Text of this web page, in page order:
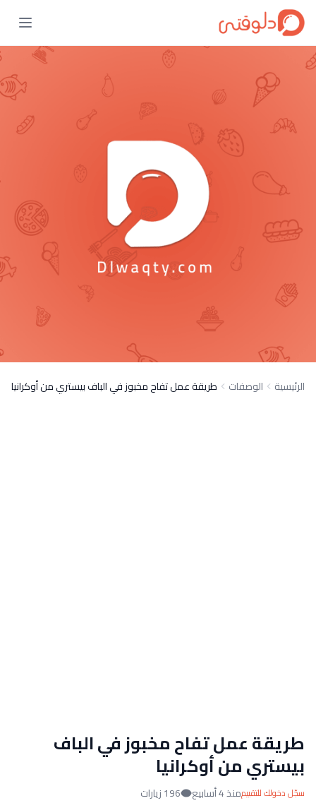
الرئيسية الوصفات طريقة عمل تفاح مخبوز في الباف بيستري من أوكرانيا
طريقة عمل تفاح مخبوز في الباف
بيستري من أوكرانيا
سجّل دخولك للتقييممنذ 4 أسابيع 196 زيارات